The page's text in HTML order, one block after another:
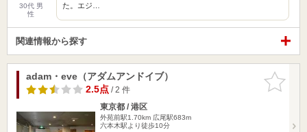
30代 男
性
た。エジ…
関連情報から探す
お気に入
りに追加
adam・eve（アダムアンドイブ）
2.5点/ 2 件
東京都 / 港区
外苑前駅1.70km 広尾駅683m
六本木駅より徒歩10分